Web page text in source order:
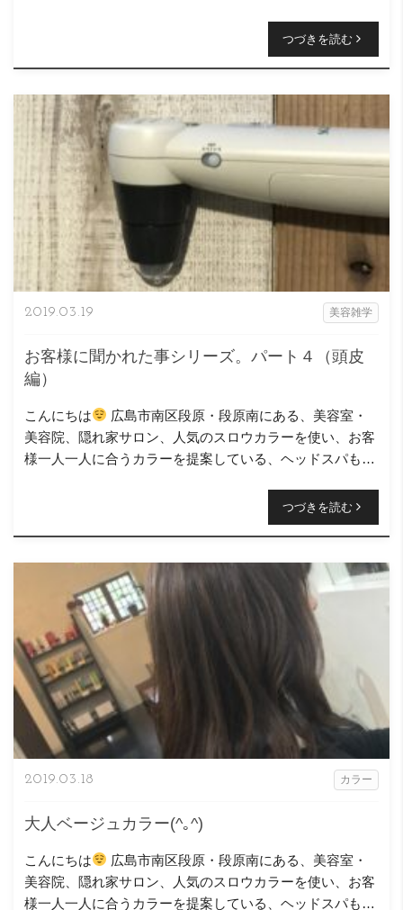
つづきを読む
お客様に聞かれた事シリーズ。パート４（頭皮
編）
2019.03.19 美容雑学
こんにちは
広島市南区段原・段原南にある、美容室・
美容院、隠れ家サロン、人気のスロウカラーを使い、お客
様一人一人に合うカラーを提案している、ヘッドスパも得
つづきを読む
大人ベージュカラー(^｡^)
2019.03.18 カラー
こんにちは
広島市南区段原・段原南にある、美容室・
美容院、隠れ家サロン、人気のスロウカラーを使い、お客
様一人一人に合うカラーを提案している、ヘッドスパも得